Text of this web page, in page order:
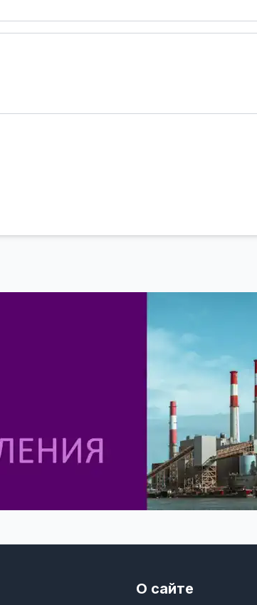
О сайте